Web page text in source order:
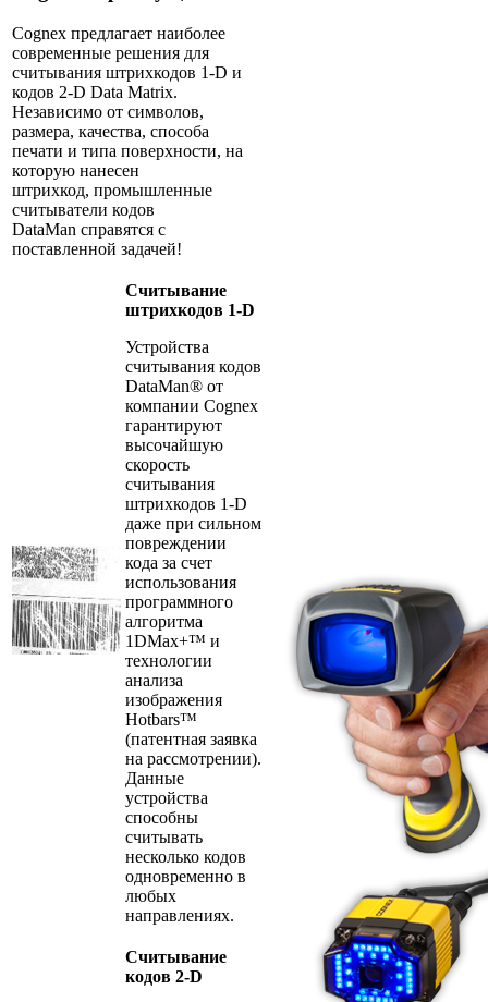
Cognex предлагает наиболее
современные решения для
считывания штрихкодов 1-D и
кодов 2-D Data Matrix.
Независимо от символов,
размера, качества, способа
печати и типа поверхности, на
которую нанесен
штрихкод, промышленные
считыватели кодов
DataMan справятся с
поставленной задачей!
Считывание
штрихкодов 1-D
Устройства
считывания кодов
DataMan® от
компании Cognex
гарантируют
высочайшую
скорость
считывания
штрихкодов 1-D
даже при сильном
повреждении
кода за счет
использования
программного
алгоритма
1DMax+™ и
технологии
анализа
изображения
Hotbars™
(патентная заявка
на рассмотрении).
Данные
устройства
способны
считывать
несколько кодов
одновременно в
любых
направлениях.
Считывание
кодов 2-D